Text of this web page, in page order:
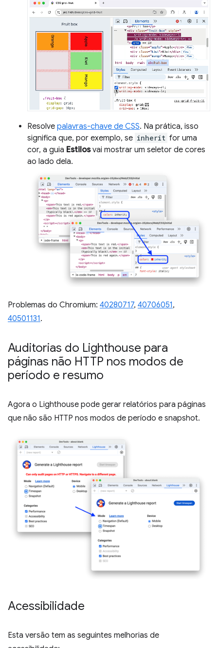
Resolve palavras-chave de CSS. Na prática, isso
significa que, por exemplo, se inherit for uma
cor, a guia Estilosvai mostrar um seletor de cores
ao lado dela.
Problemas do Chromium: 40280717, 40706051,
40501131.
Auditorias do Lighthouse para
páginas não HTTP nos modos de
período e resumo
Agora o Lighthouse pode gerar relatórios para páginas
que não são HTTP nos modos de período e snapshot.
Acessibilidade
Esta versão tem as seguintes melhorias de